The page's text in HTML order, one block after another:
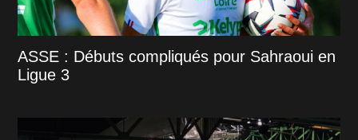
ASSE : Débuts compliqués pour Sahraoui en
Ligue 3